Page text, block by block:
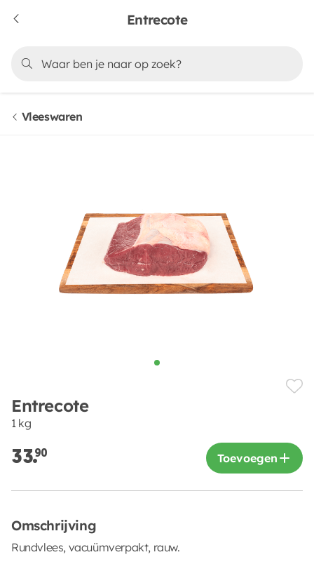
Entrecote
Vleeswaren
Entrecote
1 kg
33.90 Toevoegen
Omschrijving
Rundvlees, vacuümverpakt, rauw.